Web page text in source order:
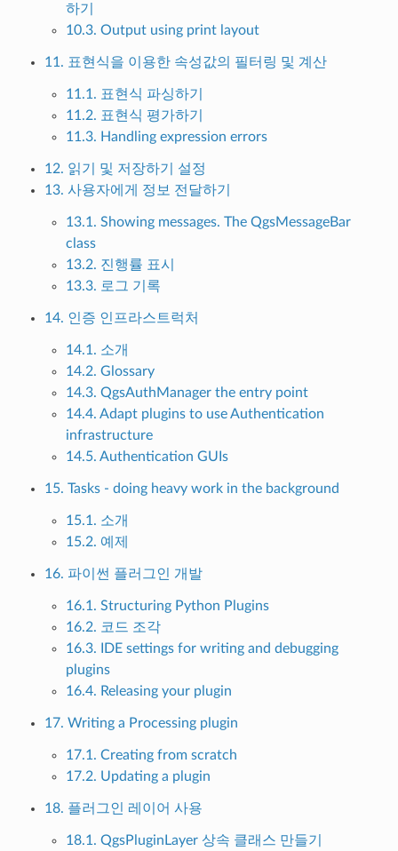
하기
10.3. Output using print layout
11. 표현식을 이용한 속성값의 필터링 및 계산
11.1. 표현식 파싱하기
11.2. 표현식 평가하기
11.3. Handling expression errors
12. 읽기 및 저장하기 설정
13. 사용자에게 정보 전달하기
13.1. Showing messages. The QgsMessageBar
class
13.2. 진행률 표시
13.3. 로그 기록
14. 인증 인프라스트럭처
14.1. 소개
14.2. Glossary
14.3. QgsAuthManager the entry point
14.4. Adapt plugins to use Authentication
infrastructure
14.5. Authentication GUIs
15. Tasks - doing heavy work in the background
15.1. 소개
15.2. 예제
16. 파이썬 플러그인 개발
16.1. Structuring Python Plugins
16.2. 코드 조각
16.3. IDE settings for writing and debugging
plugins
16.4. Releasing your plugin
17. Writing a Processing plugin
17.1. Creating from scratch
17.2. Updating a plugin
18. 플러그인 레이어 사용
18.1. QgsPluginLayer 상속 클래스 만들기